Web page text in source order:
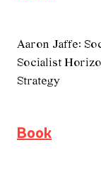
Aaron Jaffe:
Socialist
Strategy
Book